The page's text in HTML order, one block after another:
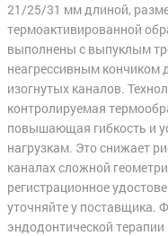
21/25/31 мм длиной,
термоактивированной
выполнены с выпуклым
неагрессивным кончиком
изогнутых каналов.
контролируемая
повышающая гибкость и
нагрузкам. Это снижает
каналах сложной
регистрационное
уточняйте у поставщика.
эндодонтической